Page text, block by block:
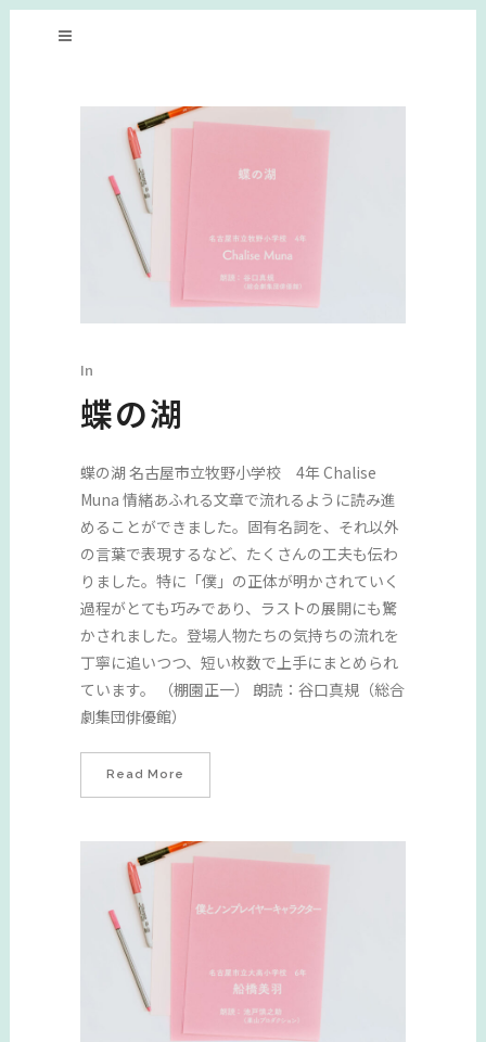
In
蝶の湖
蝶の湖 名古屋市立牧野小学校 4年 Chalise
Muna 情緒あふれる文章で流れるように読み進
めることができました。固有名詞を、それ以外
の言葉で表現するなど、たくさんの工夫も伝わ
りました。特に「僕」の正体が明かされていく
過程がとても巧みであり、ラストの展開にも驚
かされました。登場人物たちの気持ちの流れを
丁寧に追いつつ、短い枚数で上手にまとめられ
ています。 （棚園正一） 朗読：谷口真規（総合
劇集団俳優館）
Read More